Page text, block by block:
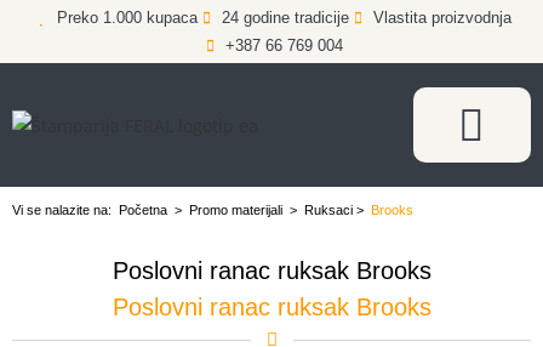
Preko 1.000 kupaca 24 godine tradicije
Vlastita proizvodnja
+387 66 769 004
Vi se nalazite na: Početna > Promo materijali > Ruksaci > Brooks
Poslovni ranac ruksak Brooks
Poslovni ranac ruksak Brooks